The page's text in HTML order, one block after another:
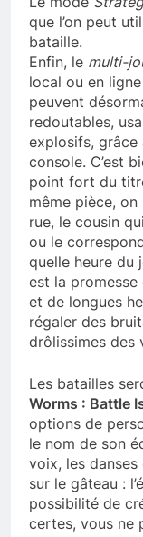
que l’on peut
bataille.
Enfin, le multi-
local ou en
peuvent
redoutables,
explosifs, grâce
console. C’est
point fort du
même pièce,
rue, le cousin
ou le
quelle heure du
est la promesse
et de longues
régaler des
drôlissimes des
Les batailles
Worms : Battle
options de
le nom de son
voix, les
sur le gâteau :
possibilité de
certes, vous ne